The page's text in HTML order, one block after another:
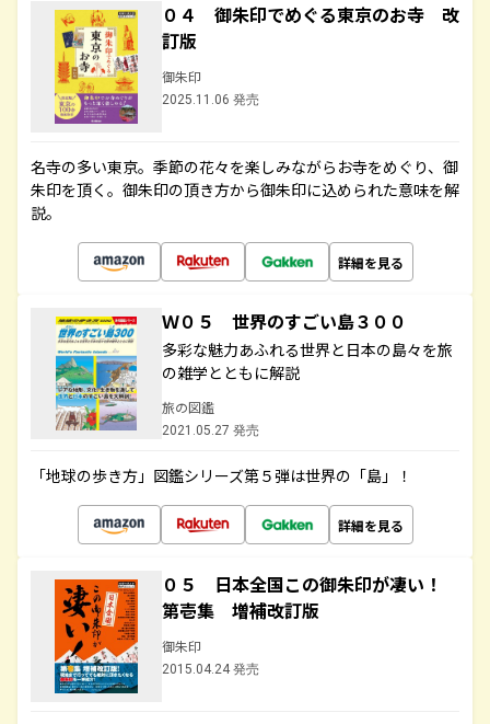
０４ 御朱印でめぐる東京のお寺 改
訂版
御朱印
2025.11.06 発売
名寺の多い東京。季節の花々を楽しみながらお寺をめぐり、御
朱印を頂く。御朱印の頂き方から御朱印に込められた意味を解
説。
詳細を見る
Ｗ０５ 世界のすごい島３００
多彩な魅力あふれる世界と日本の島々を旅
の雑学とともに解説
旅の図鑑
2021.05.27 発売
「地球の歩き方」図鑑シリーズ第５弾は世界の「島」！
詳細を見る
０５ 日本全国この御朱印が凄い！
第壱集 増補改訂版
御朱印
2015.04.24 発売